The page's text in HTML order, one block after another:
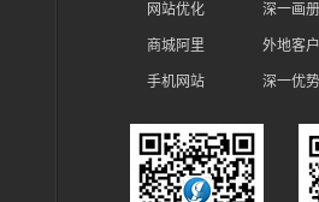
网站优化
商城阿里
手机网站
深一画册
外地客户
深一优势